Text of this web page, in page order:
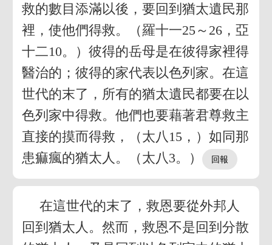
救的數目添滿以後，要回到猶太遺民那
裡，使他們得救。（羅十一25～26，亞
十二10。）彼得的岳母是在彼得家裡得
醫治的；彼得的家代表以色列家。在這
世代的末了，所有的猶太遺民都要在以
色列家中得救。他們也要藉著君尊救主
直接的摸而得救，（太八15，）如同那
患痲瘋的猶太人。（太八3。）
在這世代的末了，救恩要從外邦人
回到猶太人。然而，救恩不是回到分散